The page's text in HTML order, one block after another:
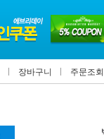
장바구니 주문조회